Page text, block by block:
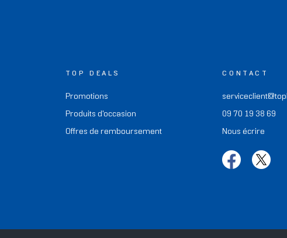
TOP DEALS
Promotions
Produits d'occasion
Offres de remboursement
CONTACT
09 70 19 38 69
Nous écrire